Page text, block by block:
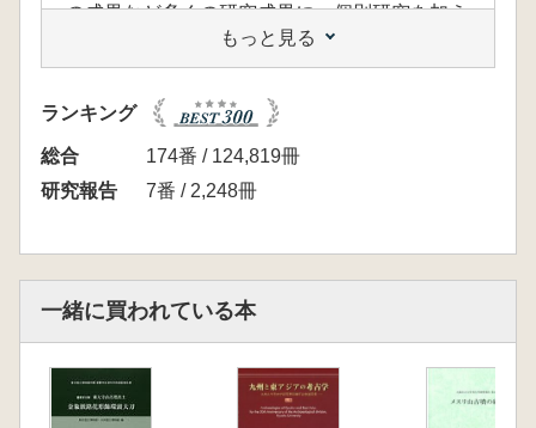
の成果など多くの研究成果に、個別研究を加え
る。又、本研究の最大の目的であった古市・百
舌鳥両古墳群周辺が都市化する以前の大縮尺の
地形図を作成し、両古墳群の考古学的研究の基
礎資料として研究者に学会の共有財産として提
供。古市・百舌鳥古墳群研究の集大成。
第1章 古市・百舌鳥古墳群の概要 一瀬和
夫
び周辺の古墳群
(1)古市古墳群 天野末喜
もっと見る
ランキング
総合
174番 / 124,819冊
研究報告
7番 / 2,248冊
一緒に買われている本